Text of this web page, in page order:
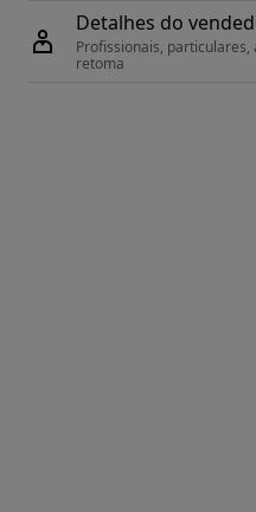
Detalhes do
Profissionais, particulares,
retoma